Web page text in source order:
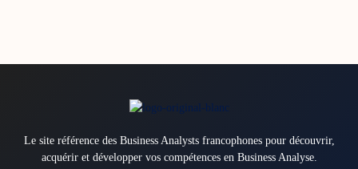
Le site référence des Business Analysts francophones pour découvrir,
acquérir et développer vos compétences en Business Analyse.